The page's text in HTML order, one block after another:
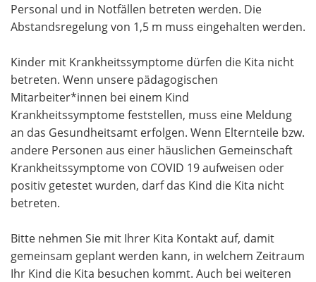
Personal und in Notfällen betreten werden. Die
Abstandsregelung von 1,5 m muss eingehalten werden.
Kinder mit Krankheitssymptome dürfen die Kita nicht
betreten. Wenn unsere pädagogischen
Mitarbeiter*innen bei einem Kind
Krankheitssymptome feststellen, muss eine Meldung
an das Gesundheitsamt erfolgen. Wenn Elternteile bzw.
andere Personen aus einer häuslichen Gemeinschaft
Krankheitssymptome von COVID 19 aufweisen oder
positiv getestet wurden, darf das Kind die Kita nicht
betreten.
Bitte nehmen Sie mit Ihrer Kita Kontakt auf, damit
gemeinsam geplant werden kann, in welchem Zeitraum
Ihr Kind die Kita besuchen kommt. Auch bei weiteren